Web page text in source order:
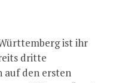
ist ihr
dritte
auf den ersten